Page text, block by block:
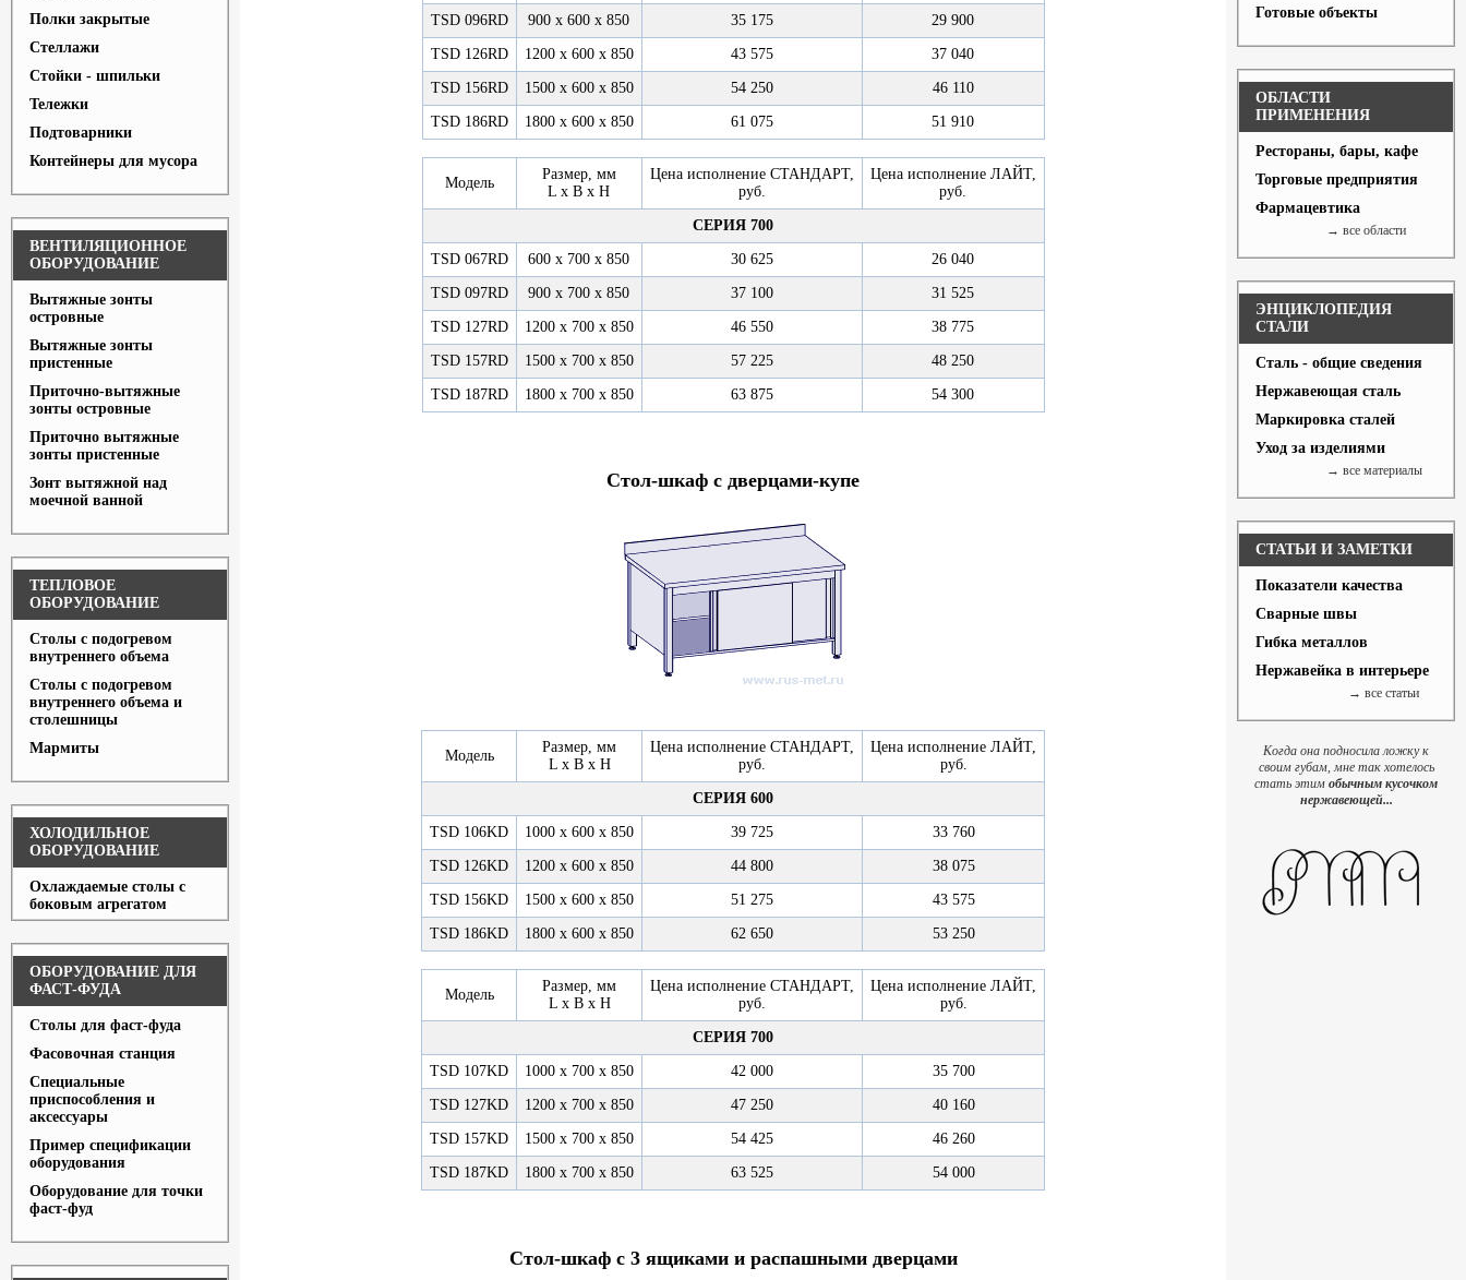
Полки закрытые
Стеллажи
Стойки - шпильки
Тележки
Подтоварники
Контейнеры для мусора
ВЕНТИЛЯЦИОННОЕ
ОБОРУДОВАНИЕ
Вытяжные зонты
островные
Вытяжные зонты
пристенные
Приточно-вытяжные
зонты островные
Приточно вытяжные
зонты пристенные
Зонт вытяжной над
моечной ванной
ТЕПЛОВОЕ
ОБОРУДОВАНИЕ
Столы с подогревом
внутреннего объема
Столы с подогревом
внутреннего объема и
столешницы
Мармиты
ХОЛОДИЛЬНОЕ
ОБОРУДОВАНИЕ
Охлаждаемые столы с
боковым агрегатом
ОБОРУДОВАНИЕ ДЛЯ
ФАСТ-ФУДА
Столы для фаст-фуда
Фасовочная станция
Специальные
приспособления и
аксессуары
Пример спецификации
оборудования
Оборудование для точки
фаст-фуд
TSD 096RD 900 х 600 х 850 35 175 29 900
TSD 126RD 1200 х 600 х 850 43 575 37 040
TSD 156RD 1500 х 600 х 850 54 250 46 110
TSD 186RD 1800 х 600 х 850 61 075 51 910
Модель
Размер, мм
L x B x H
Цена исполнение СТАНДАРТ,
руб.
Цена исполнение ЛАЙТ,
руб.
СЕРИЯ 700
TSD 067RD 600 х 700 х 850 30 625 26 040
TSD 097RD 900 х 700 х 850 37 100 31 525
TSD 127RD 1200 х 700 х 850 46 550 38 775
TSD 157RD 1500 х 700 х 850 57 225 48 250
TSD 187RD 1800 х 700 х 850 63 875 54 300
Стол-шкаф с дверцами-купе
Модель
Размер, мм
L x B x H
Цена исполнение СТАНДАРТ,
руб.
Цена исполнение ЛАЙТ,
руб.
СЕРИЯ 600
TSD 106KD 1000 х 600 х 850 39 725 33 760
TSD 126KD 1200 х 600 х 850 44 800 38 075
TSD 156KD 1500 х 600 х 850 51 275 43 575
TSD 186KD 1800 х 600 х 850 62 650 53 250
Модель
Размер, мм
L x B x H
Цена исполнение СТАНДАРТ,
руб.
Цена исполнение ЛАЙТ,
руб.
СЕРИЯ 700
TSD 107KD 1000 х 700 х 850 42 000 35 700
TSD 127KD 1200 х 700 х 850 47 250 40 160
TSD 157KD 1500 х 700 х 850 54 425 46 260
TSD 187KD 1800 х 700 х 850 63 525 54 000
Стол-шкаф с 3 ящиками и распашными дверцами
Готовые объекты
ОБЛАСТИ
ПРИМЕНЕНИЯ
Рестораны, бары, кафе
Торговые предприятия
Фармацевтика
→ все области
ЭНЦИКЛОПЕДИЯ
СТАЛИ
Сталь - общие сведения
Нержавеющая сталь
Маркировка сталей
Уход за изделиями
→ все материалы
СТАТЬИ И ЗАМЕТКИ
Показатели качества
Сварные швы
Гибка металлов
Нержавейка в интерьере
→ все статьи
Когда она подносила ложку к
своим губам, мне так хотелось
стать этим обычным кусочком
нержавеющей...